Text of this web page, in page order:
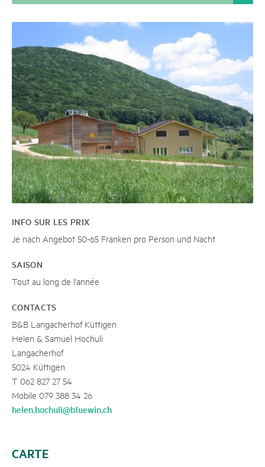
INFO SUR LES PRIX
Je nach Angebot 50-65 Franken pro Person und Nacht
SAISON
Tout au long de l'année
CONTACTS
B&B Langacherhof Küttigen
Helen & Samuel Hochuli
Langacherhof
5024 Küttigen
T 062 827 27 54
Mobile 079 388 34 26
helen.hochuli@bluewin.ch
CARTE